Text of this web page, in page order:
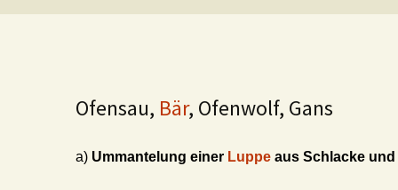
Ofensau, Bär, Ofenwolf, Gans
a) Ummantelung einer Luppe aus Schlacke